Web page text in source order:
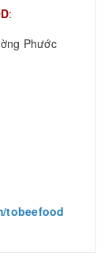
:
Phước
tobeefood